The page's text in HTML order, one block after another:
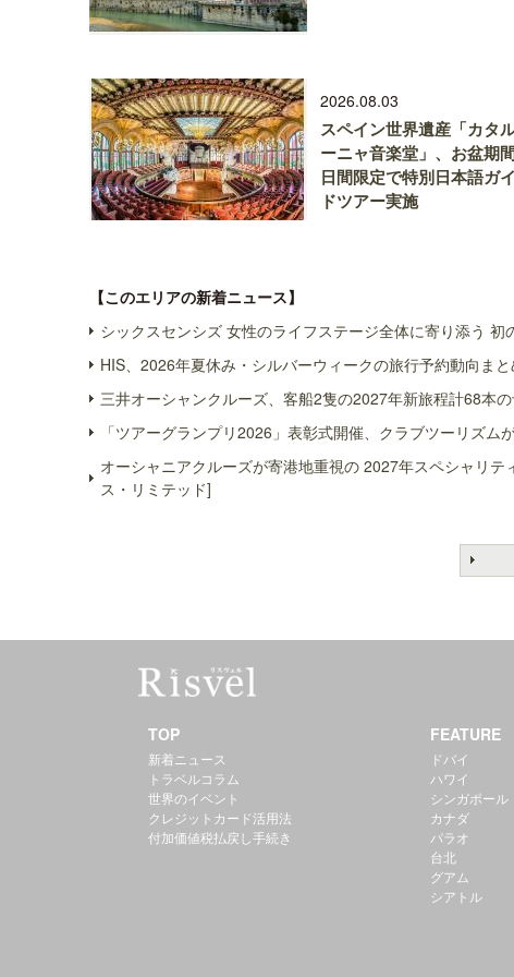
2026.08.03
スペイン世界遺産「カタ
ーニャ音楽堂」、お盆期
日間限定で特別日本語ガイ
ドツアー実施
【このエリアの新着ニュース】
シックスセンシズ 女性のライフステージ全体に寄り添う
HIS、2026年夏休み・シルバーウィークの旅行予約動向ま
三井オーシャンクルーズ、客船2隻の2027年新旅程計68本
「ツアーグランプリ2026」表彰式開催、クラブツーリズ
オーシャニアクルーズが寄港地重視の 2027年スペシャリ
ス・リミテッド]
TOP
新着ニュース
トラベルコラム
世界のイベント
クレジットカード活用法
付加価値税払戻し手続き
FEATURE
ドバイ
ハワイ
シンガポール
カナダ
パラオ
台北
グアム
シアトル